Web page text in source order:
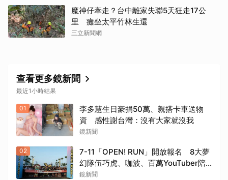
魔神仔牽走？台中離家失聯5天狂走17公
里 癱坐太平竹林生還
三立新聞網
查看更多鏡新聞
最近1小時結果
01
李多慧生日豪捐50萬、親搭卡車送物
資 感性謝台灣：沒有大家就沒我
鏡新聞
02
7-11「OPEN! RUN」開放報名 8大夢
幻隊伍巧虎、咖波、百萬YouTuber陪
跑
鏡新聞